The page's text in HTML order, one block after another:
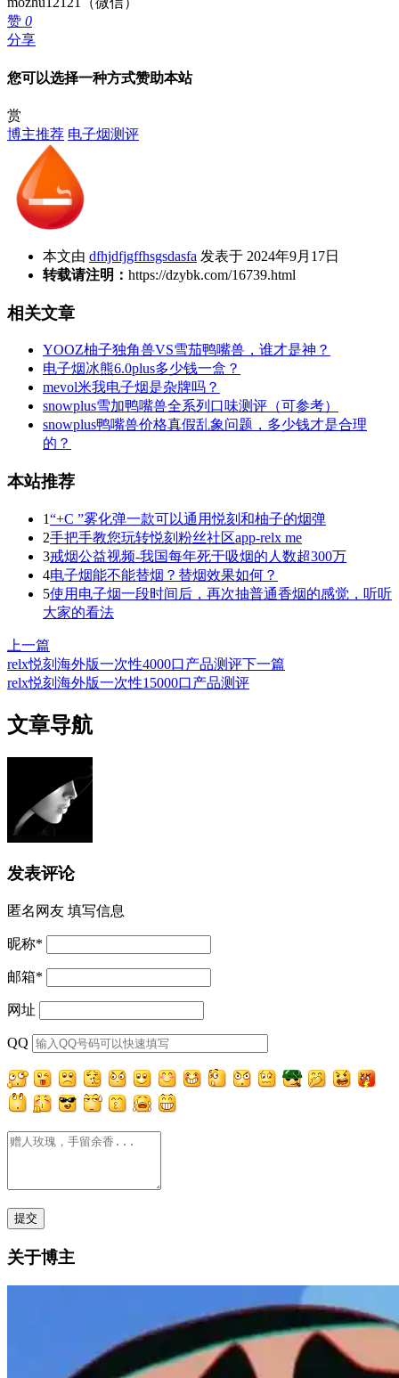
赞 0
分享
您可以选择一种方式赞助本站
赏
博主推荐 电子烟测评
本文由 dfhjdfjgffhsgsdasfa 发表于 2024年9月17日
转载请注明： https://dzybk.com/16739.html
相关文章
YOOZ柚子独角兽VS雪茄鸭嘴兽，谁才是神？
电子烟冰熊6.0plus多少钱一盒？
mevol米我电子烟是杂牌吗？
snowplus雪加鸭嘴兽全系列口味测评（可参考）
snowplus鸭嘴兽价格真假乱象问题，多少钱才是合理
的？
本站推荐
1“+C ”雾化弹一款可以通用悦刻和柚子的烟弹
2手把手教您玩转悦刻粉丝社区app-relx me
3戒烟公益视频-我国每年死于吸烟的人数超300万
4电子烟能不能替烟？替烟效果如何？
5使用电子烟一段时间后，再次抽普通香烟的感觉，听听
大家的看法
上一篇
relx悦刻海外版一次性4000口产品测评下一篇
relx悦刻海外版一次性15000口产品测评
文章导航
发表评论
匿名网友 填写信息
昵称*
邮箱*
网址
QQ
关于博主